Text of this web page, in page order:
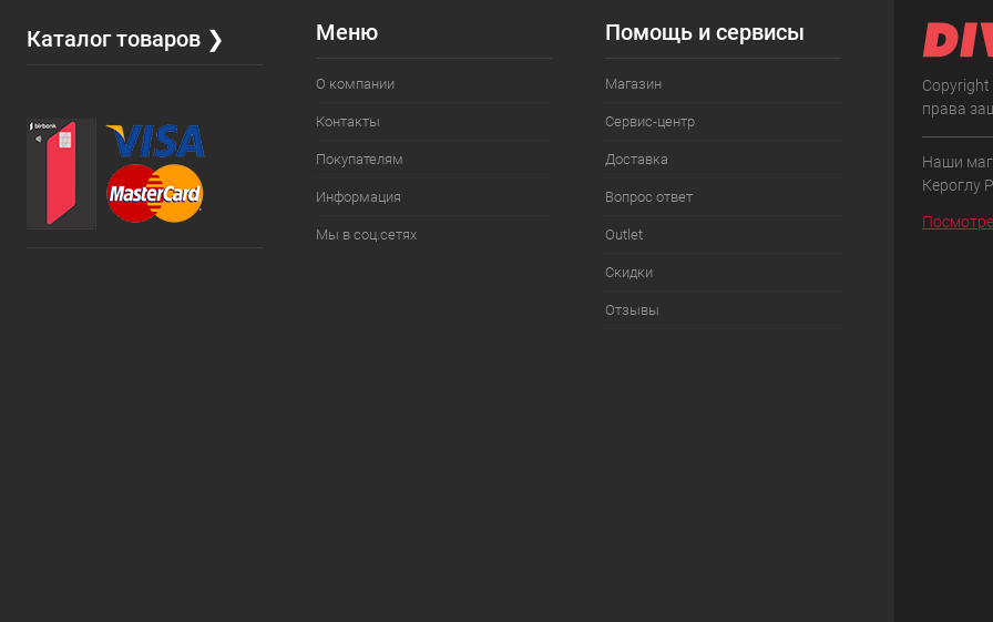
Каталог товаров ❯ Меню
О компании
Контакты
Покупателям
Информация
Мы в соц.сетях
Помощь и сервисы
Магазин
Сервис-центр
Доставка
Вопрос ответ
Outlet
Скидки
Отзывы
права
Наши
Кероглу